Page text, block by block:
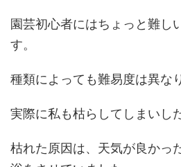
園芸初心者にはちょっと難し
す。
種類によっても難易度は異な
実際に私も枯らしてしまいした
枯れた原因は、天気が良かっ